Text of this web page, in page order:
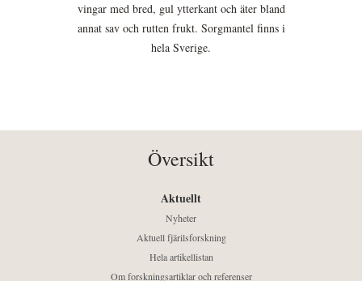
vingar med bred, gul ytterkant och äter bland
annat sav och rutten frukt. Sorgmantel finns i
hela Sverige.
Översikt
Aktuellt
Nyheter
Aktuell fjärilsforskning
Hela artikellistan
Om forskningsartiklar och referenser